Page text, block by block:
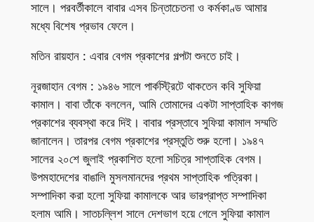
সালে। পরবর্তীকালে বাবার এসব চিন্তাচেতনা ও কর্মকাণ্ড আমার
মধ্যে বিশেষ প্রভাব ফেলে।
মতিন রায়হান : এবার বেগম প্রকাশের গল্পটা শুনতে চাই।
নূরজাহান বেগম : ১৯৪৬ সালে পার্কস্ট্রিটে থাকতেন কবি সুফিয়া
কামাল। বাবা তাঁকে বললেন, আমি তোমাদের একটা সাপ্তাহিক কাগজ
প্রকাশের ব্যবস্থা করে দিই। বাবার প্রস্তাবে সুফিয়া কামাল সম্মতি
জানালেন। তারপর বেগম প্রকাশের প্রস্তুতি শুরু হলো। ১৯৪৭
সালের ২০শে জুলাই প্রকাশিত হলো সচিত্র সাপ্তাহিক বেগম।
উপমহাদেশের বাঙালি মুসলমানদের প্রথম সাপ্তাহিক পত্রিকা।
সম্পাদিকা করা হলো সুফিয়া কামালকে আর ভারপ্রাপ্ত সম্পাদিকা
হলাম আমি। সাতচল্লিশ সালে দেশভাগ হয়ে গেলে সুফিয়া কামাল